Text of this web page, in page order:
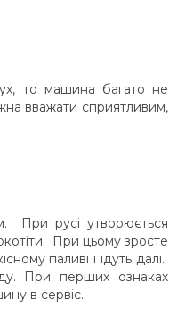
то машина багато не
вважати сприятливим,
При русі утворюється
При цьому зросте
паливі і їдуть далі.
При перших ознаках
в сервіс.